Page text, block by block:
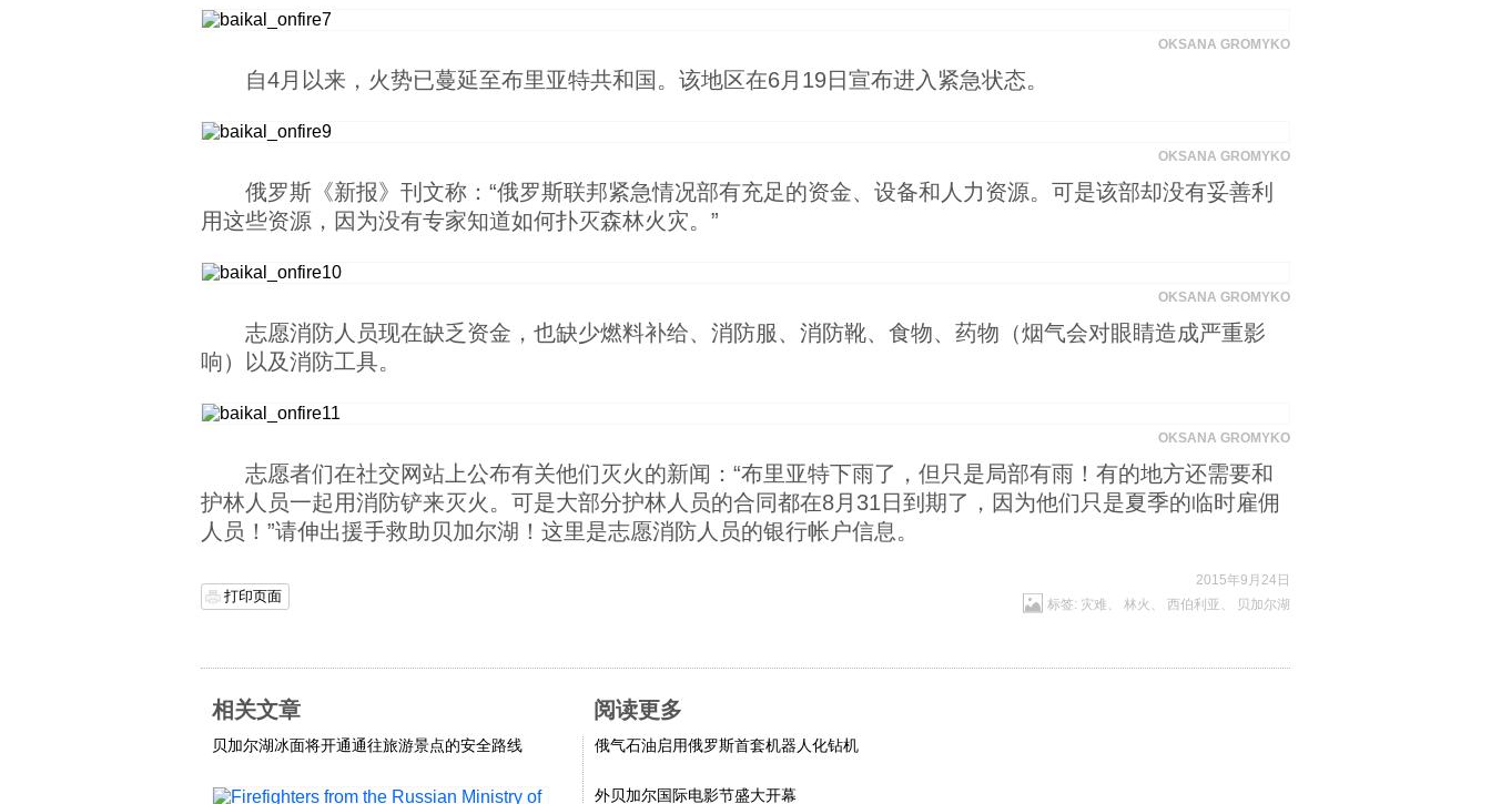
OKSANA GROMYKO
自4月以来，火势已蔓延至布里亚特共和国。该地区在6月19日宣布进入紧急状态。
OKSANA GROMYKO
俄罗斯《新报》刊文称：“俄罗斯联邦紧急情况部有充足的资金、设备和人力资源。可是该部却没有妥善利
用这些资源，因为没有专家知道如何扑灭森林火灾。”
OKSANA GROMYKO
志愿消防人员现在缺乏资金，也缺少燃料补给、消防服、消防靴、食物、药物（烟气会对眼睛造成严重影
响）以及消防工具。
OKSANA GROMYKO
志愿者们在社交网站上公布有关他们灭火的新闻：“布里亚特下雨了，但只是局部有雨！有的地方还需要和
护林人员一起用消防铲来灭火。可是大部分护林人员的合同都在8月31日到期了，因为他们只是夏季的临时雇佣
人员！”请伸出援手救助贝加尔湖！这里是志愿消防人员的银行帐户信息。
打印页面
2015年9月24日
标签: 灾难 、 林火 、 西伯利亚 、 贝加尔湖
相关文章
贝加尔湖冰面将开通通往旅游景点的安全路线
阅读更多
俄气石油启用俄罗斯首套机器人化钻机
外贝加尔国际电影节盛大开幕